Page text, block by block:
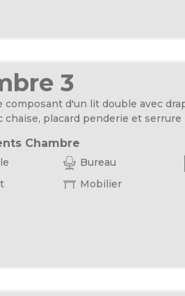
3
composant d'un lit double avec
chaise, placard penderie et
Chambre
Bureau
Mobilier